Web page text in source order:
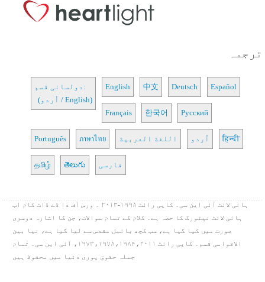
ترجمہ
دولسانی قسم:
(اُردو / English)
English 中文 Deutsch Español
Français 한국어 Русский
Português ภาษาไทย اللغة العربية اُردو हिन्दी
தமிழ் తెలుగు فارسی
ہائی لائٹ آئی این سی۔ کاپی رائٹ ۱۹۹۸-۲۰۱۳ ۔ ورس آف دا ڈے ڈاٹ کام اب
ہائی لائٹ نیٹورک کا حصہ ہے۔ کلام کے تمام سوالات، جن کا اشارہ دوسری
صورت میں کیا گیا ہے، سب کچھ بائبل مقدس سے لیا گیا ہے، نیا بین
الاقوامی قسم۔ کاپی رائٹ ۱۹۷۳،۱۹۷۸،۱۹۸۴،۲۰۱۱، آئی این سی۔ تمام
جملہ حقوق پوری دنیا میں محفوظ ہیں